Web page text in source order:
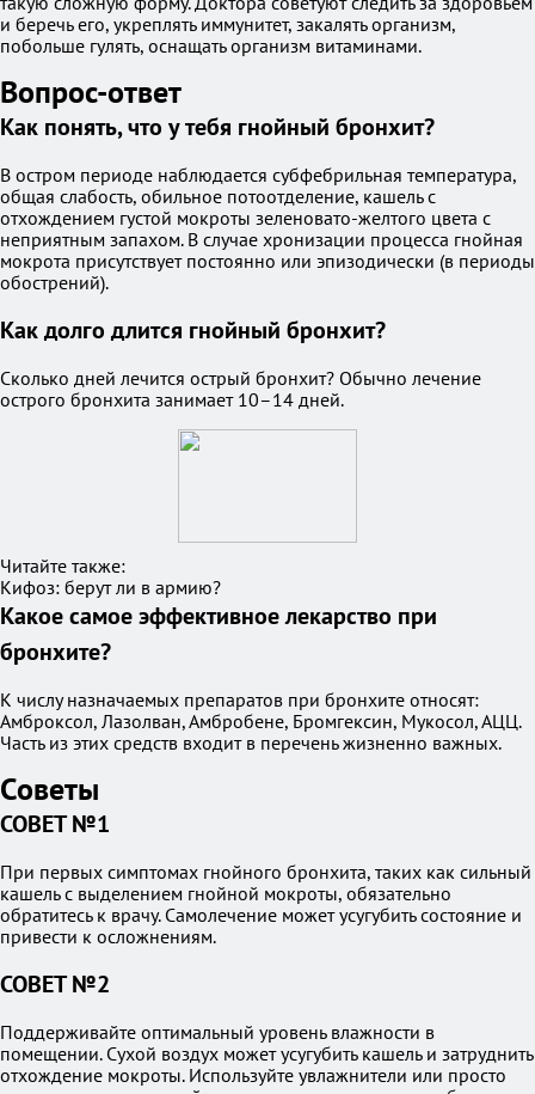
и беречь его, укреплять иммунитет, закалять организм,
побольше гулять, оснащать организм витаминами.
Вопрос-ответ
Как понять, что у тебя гнойный бронхит?
В остром периоде наблюдается субфебрильная температура,
общая слабость, обильное потоотделение, кашель с
отхождением густой мокроты зеленовато-желтого цвета с
неприятным запахом. В случае хронизации процесса гнойная
мокрота присутствует постоянно или эпизодически (в периоды
обострений).
Как долго длится гнойный бронхит?
Сколько дней лечится острый бронхит? Обычно лечение
острого бронхита занимает 10–14 дней.
Читайте также:
Кифоз: берут ли в армию?
Какое самое эффективное лекарство при
бронхите?
К числу назначаемых препаратов при бронхите относят:
Амброксол, Лазолван, Амбробене, Бромгексин, Мукосол, АЦЦ.
Часть из этих средств входит в перечень жизненно важных.
Советы
СОВЕТ №1
При первых симптомах гнойного бронхита, таких как сильный
кашель с выделением гнойной мокроты, обязательно
обратитесь к врачу. Самолечение может усугубить состояние и
привести к осложнениям.
СОВЕТ №2
Поддерживайте оптимальный уровень влажности в
помещении. Сухой воздух может усугубить кашель и затруднить
отхождение мокроты. Используйте увлажнители или просто